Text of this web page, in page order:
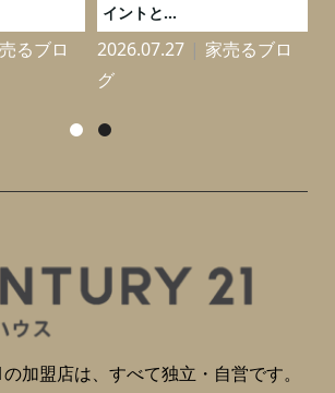
るブロ
イントと...
2026.07.27
家売るブロ
グ
加盟店は、すべて独立・自営です。